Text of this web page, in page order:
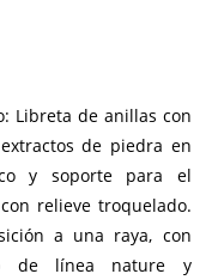
Libreta de anillas con
de piedra en
y soporte para el
relieve troquelado.
a una raya, con
de línea nature y